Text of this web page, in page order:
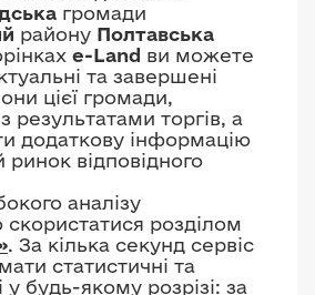
громади
району Полтавська
e-Land ви можете
та завершені
цієї громади,
результатами торгів, а
додаткову інформацію
відповідного
аналізу
розділом
. За кілька секунд сервіс
статистичні та
у будь-якому розрізі: за